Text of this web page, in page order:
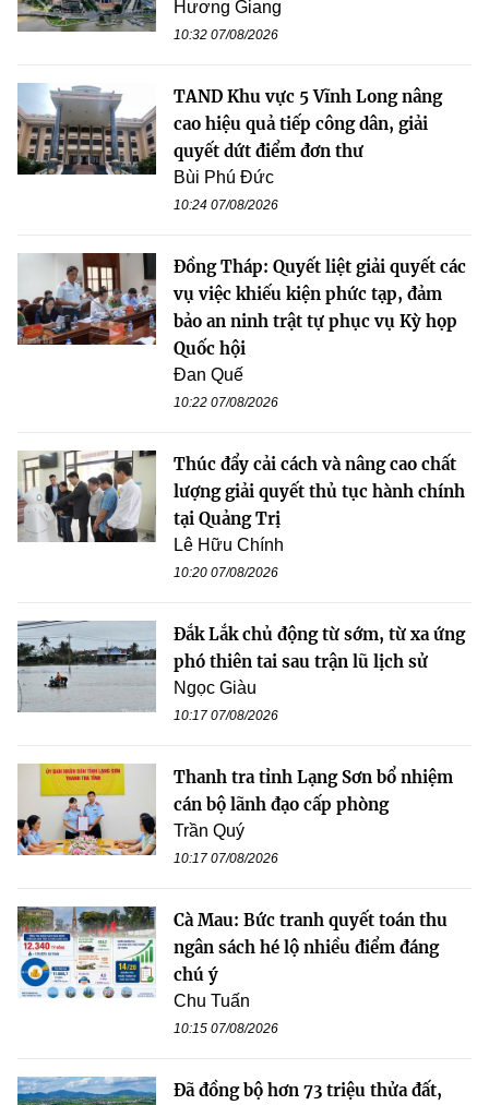
Hương Giang
10:32 07/08/2026
TAND Khu vực 5 Vĩnh Long nâng
cao hiệu quả tiếp công dân, giải
quyết dứt điểm đơn thư
Bùi Phú Đức
10:24 07/08/2026
Đồng Tháp: Quyết liệt giải quyết các
vụ việc khiếu kiện phức tạp, đảm
bảo an ninh trật tự phục vụ Kỳ họp
Quốc hội
Đan Quế
10:22 07/08/2026
Thúc đẩy cải cách và nâng cao chất
lượng giải quyết thủ tục hành chính
tại Quảng Trị
Lê Hữu Chính
10:20 07/08/2026
Đắk Lắk chủ động từ sớm, từ xa ứng
phó thiên tai sau trận lũ lịch sử
Ngọc Giàu
10:17 07/08/2026
Thanh tra tỉnh Lạng Sơn bổ nhiệm
cán bộ lãnh đạo cấp phòng
Trần Quý
10:17 07/08/2026
Cà Mau: Bức tranh quyết toán thu
ngân sách hé lộ nhiều điểm đáng
chú ý
Chu Tuấn
10:15 07/08/2026
Đã đồng bộ hơn 73 triệu thửa đất,